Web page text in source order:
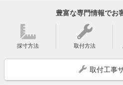
豊富な専門情報でお
採寸方法 取付方法
取付工事